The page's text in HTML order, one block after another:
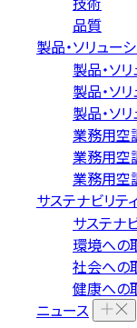
品質
製品・ソリュー
製品・ソ
製品・ソ
製品・ソ
業務用空
業務用空
業務用空
サステナビリテ
サステナ
環境への
社会への
健康への
ニュース